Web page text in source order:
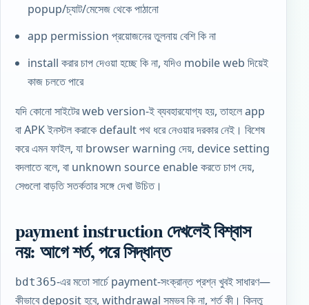
popup/চ্যাট/মেসেজ থেকে পাঠানো
app permission প্রয়োজনের তুলনায় বেশি কি না
install করার চাপ দেওয়া হচ্ছে কি না, যদিও mobile web দিয়েই
কাজ চলতে পারে
যদি কোনো সাইটের web version-ই ব্যবহারযোগ্য হয়, তাহলে app
বা APK ইনস্টল করাকে default পথ ধরে নেওয়ার দরকার নেই। বিশেষ
করে এমন ফাইল, যা browser warning দেয়, device setting
বদলাতে বলে, বা unknown source enable করতে চাপ দেয়,
সেগুলো বাড়তি সতর্কতার সঙ্গে দেখা উচিত।
payment instruction দেখলেই বিশ্বাস
নয়: আগে শর্ত, পরে সিদ্ধান্ত
bdt365-এর মতো সার্চে payment-সংক্রান্ত প্রশ্ন খুবই সাধারণ—
কীভাবে deposit হবে, withdrawal সম্ভব কি না, শর্ত কী। কিন্তু